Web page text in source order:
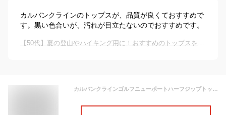
カルバンクラインのトップスが、品質が良くておすすめで
す。黒い色合いが、汚れが目立たないのでおすすめです。
【50代】夏の登山やハイキング用に！おすすめのトップスを教えてください！
カルバンクラインゴルフニューポートハーフジップトップブラック トップス メンズ 男性 インポートブランド 小さいサイズから大きいサイズまで